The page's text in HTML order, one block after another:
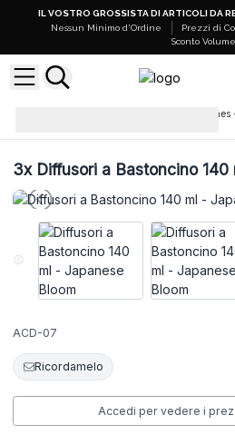
IL VOSTRO GROSSISTA DI ARTICOLI DA
Nessun Minimo d'Ordine
Prezzi di
Sconto Volume
Diffusori a Bastoncino 140ml - Agnes
3xDiffusori a Bastoncino 140
ACD-07
Ricordamelo
Accedi per vedere i